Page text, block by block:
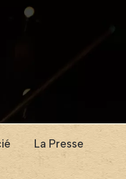
La Presse